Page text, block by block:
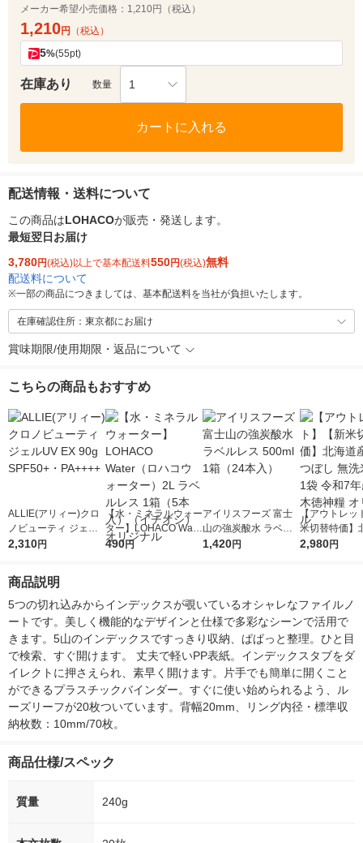
メーカー希望小売価格： 1,210円（税込）
1,210円 （税込）
5%(55pt)
在庫あり 数量 1
カートに入れる
配送情報・送料について
この商品はLOHACOが販売・発送します。
最短翌日お届け
3,780円(税込)以上で基本配送料550円(税込)無料
配送料について
※一部の商品につきましては、基本配送料を当社が負担いたします。
在庫確認住所：東京都にお届け
賞味期限/使用期限・返品について
こちらの商品もおすすめ
ALLIE(アリィー)クロ
ノビューティ ジェルU
V EX 90g SPF50+・P
2,310円
【水・ミネラルウォー
ター】LOHACO Wate
r（ロハコウォータ
490円
アイリスフーズ 富士
山の強炭酸水 ラベル
レス 500ml 1箱（24
1,420円
【アウトレッ
米切替特価】
ななつぼし 無
2,980円
商品説明
5つの切れ込みからインデックスが覗いているオシャレなファイルノ
ートです。美しく機能的なデザインと仕様で多彩なシーンで活用で
きます。5山のインデックスですっきり収納、ぱぱっと整理。ひと目
で検索、すぐ開けます。 丈夫で軽いPP表紙。インデックスタブをダ
イレクトに押さえられ、素早く開けます。片手でも簡単に開くこと
ができるプラスチックバインダー。すぐに使い始められるよう、ル
ーズリーフが20枚ついています。背幅20mm、リング内径・標準収
納枚数：10mm/70枚。
商品仕様/スペック
質量 240g